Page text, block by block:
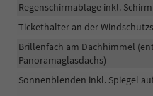
Regenschirmablage inkl.
Tickethalter an der
Brillenfach am Dachhimmel
Panoramaglasdachs)
Sonnenblenden inkl. Spiegel